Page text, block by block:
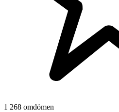
1 268 omdömen